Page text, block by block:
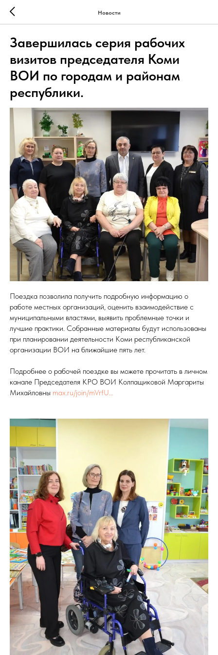
Новости
Завершилась серия рабочих
визитов председателя Коми
ВОИ по городам и районам
республики.
Поездка позволила получить подробную информацию о
работе местных организаций, оценить взаимодействие с
муниципальными властями, выявить проблемные точки и
лучшие практики. Собранные материалы будут использованы
при планировании деятельности Коми республиканской
организации ВОИ на ближайшие пять лет.
Подробнее о рабочей поездке вы можете прочитать в личном
канале Председателя КРО ВОИ Колпащиковой Маргариты
Михайловны max.ru/join/mVrfU...